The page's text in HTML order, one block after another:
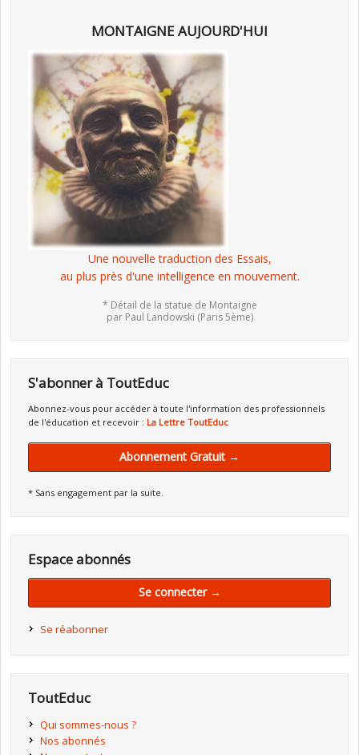
MONTAIGNE AUJOURD'HUI
Une nouvelle traduction des Essais,
au plus près d'une intelligence en mouvement.
* Détail de la statue de Montaigne
par Paul Landowski (Paris 5ème)
S'abonner à ToutEduc
Abonnez-vous pour accéder à toute l'information des professionnels
de l'éducation et recevoir : La Lettre ToutEduc
Abonnement Gratuit →
* Sans engagement par la suite.
Espace abonnés
Se connecter →
Se réabonner
ToutEduc
Qui sommes-nous ?
Nos abonnés